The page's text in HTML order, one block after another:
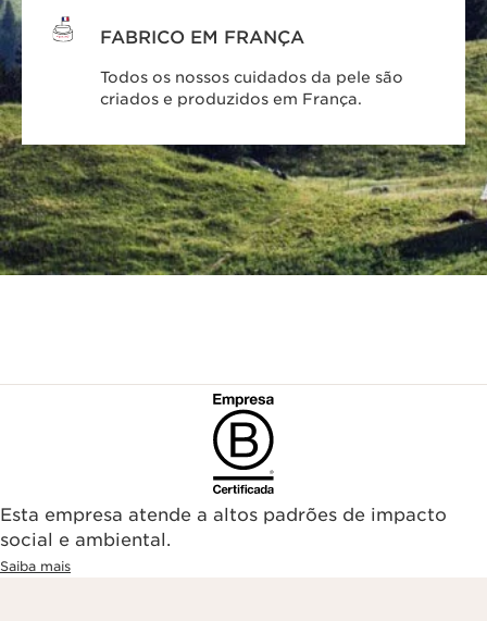
FABRICO EM FRANÇA
Todos os nossos cuidados da pele são
criados e produzidos em França.
Esta empresa atende a altos padrões de impacto
social e ambiental.
Saiba mais